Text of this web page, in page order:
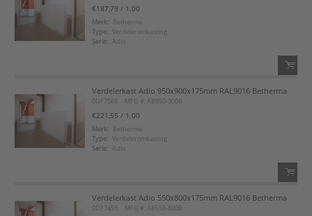
Voeg toe aan favorietenlijst
€187,79 / 1.00
Merk:
Betherma
Type: Verdeleromkasting
Serie: Adio
Voeg toe aan favorietenlijst
Verdelerkast Adio 950x900x175mm RAL9016 Betherma
0DF7568 MFG #: AB950-900B
€221,55 / 1.00
Merk:
Betherma
Type: Verdeleromkasting
Serie: Adio
Verdelerkast Adio 550x800x175mm RAL9016 Betherma
0DF7459 MFG #: AB550-800B